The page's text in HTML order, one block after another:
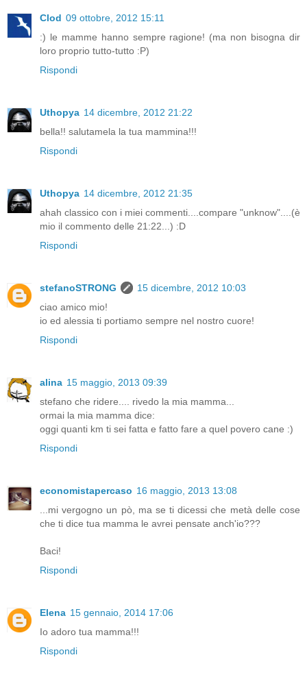
Clod 09 ottobre, 2012 15:11
:) le mamme hanno sempre ragione! (ma non bisogna dir
loro proprio tutto-tutto :P)
Rispondi
Uthopya 14 dicembre, 2012 21:22
bella!! salutamela la tua mammina!!!
Rispondi
Uthopya 14 dicembre, 2012 21:35
ahah classico con i miei commenti....compare "unknow"....(è
mio il commento delle 21:22...) :D
Rispondi
stefanoSTRONG
15 dicembre, 2012 10:03
ciao amico mio!
io ed alessia ti portiamo sempre nel nostro cuore!
Rispondi
alina 15 maggio, 2013 09:39
stefano che ridere.... rivedo la mia mamma...
ormai la mia mamma dice:
oggi quanti km ti sei fatta e fatto fare a quel povero cane :)
Rispondi
economistapercaso 16 maggio, 2013 13:08
...mi vergogno un pò, ma se ti dicessi che metà delle cose
che ti dice tua mamma le avrei pensate anch'io???
Baci!
Rispondi
Elena 15 gennaio, 2014 17:06
Io adoro tua mamma!!!
Rispondi